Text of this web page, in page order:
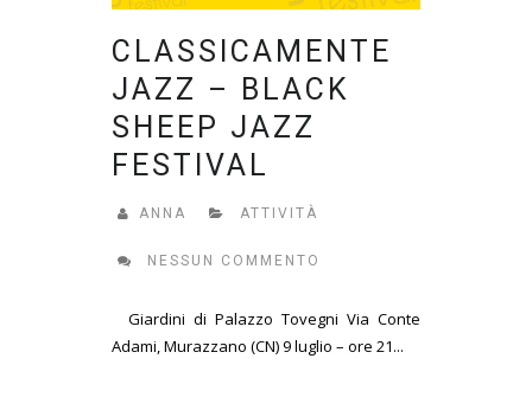
CLASSICAMENTE
JAZZ – BLACK
SHEEP JAZZ
FESTIVAL
ANNA ATTIVITÀ
NESSUN COMMENTO
Giardini di Palazzo Tovegni Via Conte
Adami, Murazzano (CN) 9 luglio – ore 21...